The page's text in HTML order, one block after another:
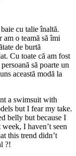
cu talie înaltă.
o teamă să îmi
de burtă
Cu toate că am fost
să poarte un
această modă la
a swimsuit with
but I fear my take.
belly but because I
I haven’t seen
this trend didn’t
?!